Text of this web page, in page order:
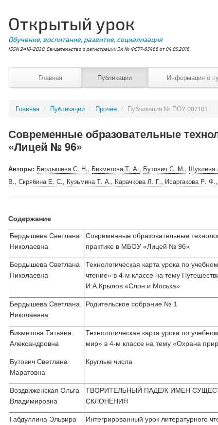
Открытый урок
Обучение, воспитание, развитие, социализация
ISSN 2410-2830. Свидетельство о регистрации Эл № ФС77-65466 от 04.05.2016
Главная Публикации Информация о
Главная / Публикации / Прочее / Публикация № ПОУ 007101
Современные образовательные
«Лицей № 96»
Авторы: Бердышева С. Н., Бикметова Т. А., Бутович С. М.,
В.,Скрябина Е. С., Кузьмина Т. А., Карачкова Л. Г., Исаргакова Р. Ф.
Содержание
Бердышева Светлана
Николаевна
Современные образовательные
практике в МБОУ «Лицей № 96»
Бердышева Светлана
Николаевна
Технологическая карта урока по
чтение» в 4-м классе на тему
И.А.Крылов «Слон и Моська»
Бердышева Светлана
Николаевна
Родительское собрание № 1
Бикметова Татьяна
Александровна
Технологическая карта урока по
мир» в 4-м классе на тему «Охрана
Бутович Светлана
Маратовна
Круглые числа
Воздвиженская Ольга
Владимировна
ТВОРИТЕЛЬНЫЙ ПАДЕЖ ИМЕН
СКЛОНЕНИЯ
Габдуллина Эльвира
Интегрированный урок литературного